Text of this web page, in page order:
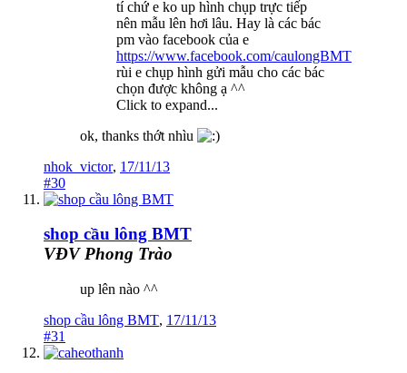
tí chứ e ko up hình chụp trực tiếp
nên mẫu lên hơi lâu. Hay là các bác
pm vào facebook của e
https://www.facebook.com/caulongBMT
rùi e chụp hình gửi mẫu cho các bác
chọn được không ạ ^^
Click to expand...
ok, thanks thớt nhìu
nhok_victor, 17/11/13
#30
shop cầu lông BMT
VĐV Phong Trào
up lên nào ^^
shop cầu lông BMT, 17/11/13
#31